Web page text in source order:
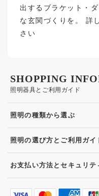
出するブラケット・
な玄関づくりを。 詳
さい
照明器具とご利用ガイド
SHOPPING
照明の種類から選ぶ
照明の選び方とご利用ガイ
お支払い方法とセキュリテ